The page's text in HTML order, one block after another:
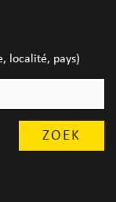
localité, pays)